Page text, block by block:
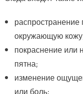
распространение
окружающую
покраснение или
пятна;
изменение
или боль;